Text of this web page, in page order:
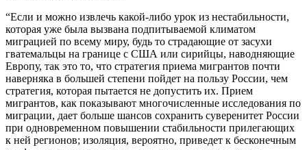
“Если и можно извлечь какой-либо урок из нестабильности,
которая уже была вызвана подпитываемой климатом
миграцией по всему миру, будь то страдающие от засухи
гватемальцы на границе с США или сирийцы, наводняющие
Европу, так это то, что стратегия приема мигрантов почти
наверняка в большей степени пойдет на пользу России, чем
стратегия, которая пытается не допустить их. Прием
мигрантов, как показывают многочисленные исследования по
миграции, дает больше шансов сохранить суверенитет России
при одновременном повышении стабильности прилегающих
к ней регионов; изоляция, вероятно, приведет к бесконечным